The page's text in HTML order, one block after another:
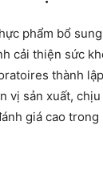
phẩm bổ
cải thiện sức
thành
vị sản xuất,
giá cao